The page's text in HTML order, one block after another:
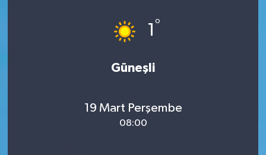
1°
Güneşli
19 Mart Perşembe
08:00